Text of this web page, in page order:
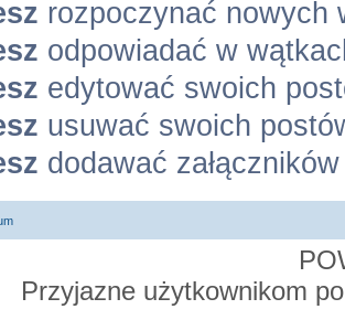
rozpoczynać nowych
odpowiadać w
edytować swoich
usuwać swoich
dodawać załączników
Przyjazne użytkownikom